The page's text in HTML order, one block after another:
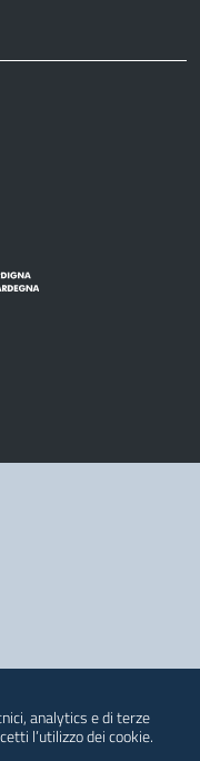
analytics e di terze
l’utilizzo dei cookie.